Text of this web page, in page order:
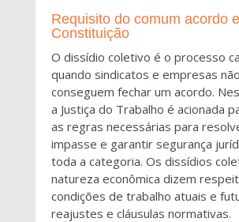
Requisito do comum acordo
Constituição
O dissídio coletivo é o processo
quando sindicatos e empresas não
conseguem fechar um acordo.
a Justiça do Trabalho é acionada
as regras necessárias para
impasse e garantir segurança
toda a categoria. Os dissídios
natureza econômica dizem
condições de trabalho atuais e
reajustes e cláusulas normativas.